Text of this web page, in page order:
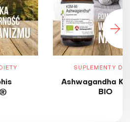
SUPLEMENTY
Ashwagandha
BIO